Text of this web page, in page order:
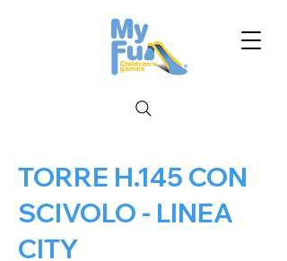
TORRE H.145 CON
SCIVOLO - LINEA
CITY